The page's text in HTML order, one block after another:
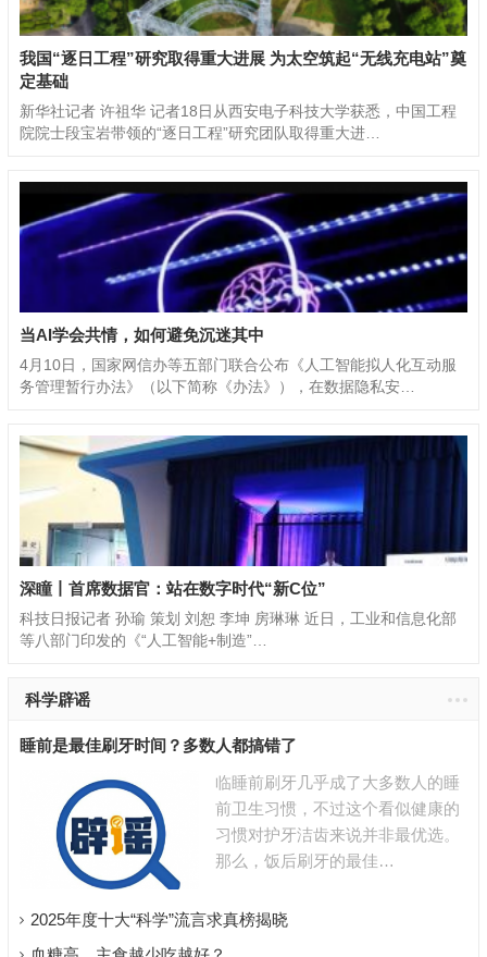
我国“逐日工程”研究取得重大进展 为太空筑起“无线充电站”奠
定基础
新华社记者 许祖华 记者18日从西安电子科技大学获悉，中国工程
院院士段宝岩带领的“逐日工程”研究团队取得重大进…
当AI学会共情，如何避免沉迷其中
4月10日，国家网信办等五部门联合公布《人工智能拟人化互动服
务管理暂行办法》（以下简称《办法》），在数据隐私安…
深瞳丨首席数据官：站在数字时代“新C位”
科技日报记者 孙瑜 策划 刘恕 李坤 房琳琳 近日，工业和信息化部
等八部门印发的《“人工智能+制造”…
科学辟谣
睡前是最佳刷牙时间？多数人都搞错了
临睡前刷牙几乎成了大多数人的睡
前卫生习惯，不过这个看似健康的
习惯对护牙洁齿来说并非最优选。
那么，饭后刷牙的最佳…
2025年度十大“科学”流言求真榜揭晓